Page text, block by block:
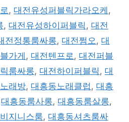
, 대전유성퍼블릭가라오케 ,
, 대전유성하이퍼블릭 , 대전
전정통룸싸롱, 대전쩜오 , 대
가게 , 대전텐프로 , 대전퍼블
룸싸롱, 대전하이퍼블릭 , 대
래방, 대흥동노래클럽 , 대흥
대흥동룸사롱, 대흥동룸살롱,
지니스룸, 대흥동셔츠룸싸